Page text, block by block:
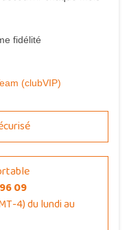
fidélité
(clubVIP)
09
4) du lundi au